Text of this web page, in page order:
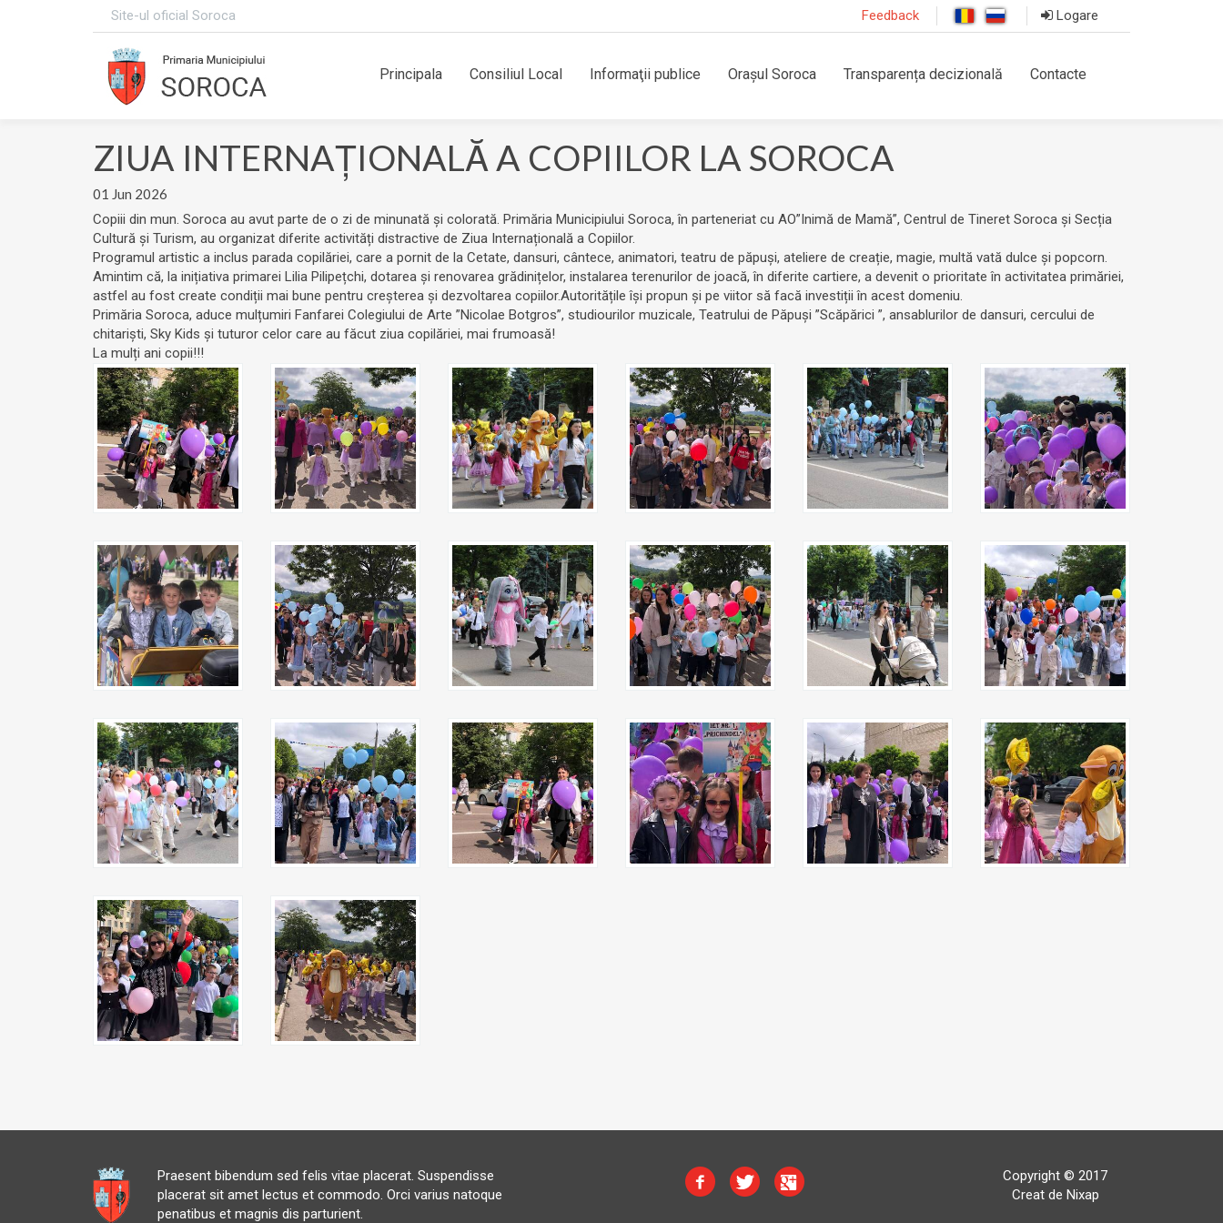
Site-ul oficial Soroca Feedback Logare
Principala Consiliul Local Informaţii publice Orașul Soroca Transparența decizională Contacte
ZIUA INTERNAȚIONALĂ A COPIILOR LA SOROCA
01 Jun 2026
Copiii din mun. Soroca au avut parte de o zi de minunată și colorată. Primăria Municipiului Soroca, în parteneriat cu AO”Inimă de Mamă”, Centrul de Tineret Soroca și Secția
Cultură și Turism, au organizat diferite activități distractive de Ziua Internațională a Copiilor.
Programul artistic a inclus parada copilăriei, care a pornit de la Cetate, dansuri, cântece, animatori, teatru de păpuși, ateliere de creație, magie, multă vată dulce și popcorn.
Amintim că, la inițiativa primarei Lilia Pilipețchi, dotarea și renovarea grădinițelor, instalarea terenurilor de joacă, în diferite cartiere, a devenit o prioritate în activitatea primăriei,
astfel au fost create condiții mai bune pentru creșterea și dezvoltarea copiilor.Autoritățile își propun și pe viitor să facă investiții în acest domeniu.
Primăria Soroca, aduce mulțumiri Fanfarei Colegiului de Arte ”Nicolae Botgros”, studiourilor muzicale, Teatrului de Păpuși ”Scăpărici ”, ansablurilor de dansuri, cercului de
chitariști, Sky Kids și tuturor celor care au făcut ziua copilăriei, mai frumoasă!
La mulți ani copii!!!
Praesent bibendum sed felis vitae placerat. Suspendisse
placerat sit amet lectus et commodo. Orci varius natoque
penatibus et magnis dis parturient.
Copyright © 2017
Creat de Nixap